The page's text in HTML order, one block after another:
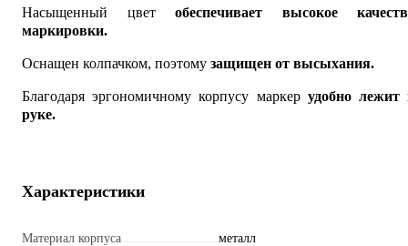
Насыщенный цвет обеспечивает высокое
маркировки.
Оснащен колпачком, поэтому защищен от высыхания.
Благодаря эргономичному корпусу маркер удобно лежит
руке.
Характеристики
Материал корпуса
металл